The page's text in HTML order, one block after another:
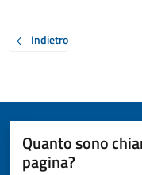
Indietro
Quanto sono
pagina?